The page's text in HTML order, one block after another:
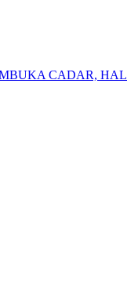
CADAR, HAL